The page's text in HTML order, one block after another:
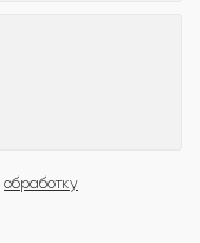
обработку